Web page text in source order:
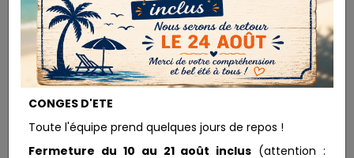
Nos coups de coeurs
CONGES D'ETE
Toute l'équipe prend quelques jours de repos !
Fermeture du 10 au 21 août inclus (attention :